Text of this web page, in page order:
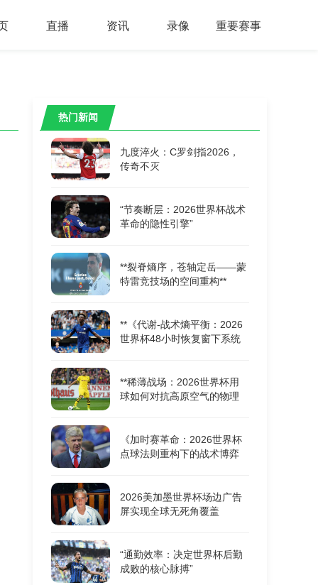
直播 资讯 录像 重要赛事
热门新闻
九度淬火：C罗剑指2026，
传奇不灭
“节奏断层：2026世界杯战术
革命的隐性引擎”
**裂脊熵序，苍轴定岳——蒙
特雷竞技场的空间重构**
**《代谢-战术熵平衡：2026
世界杯48小时恢复窗下系统
**稀薄战场：2026世界杯用
球如何对抗高原空气的物理
《加时赛革命：2026世界杯
点球法则重构下的战术博弈
2026美加墨世界杯场边广告
屏实现全球无死角覆盖
“通勤效率：决定世界杯后勤
成败的核心脉搏”